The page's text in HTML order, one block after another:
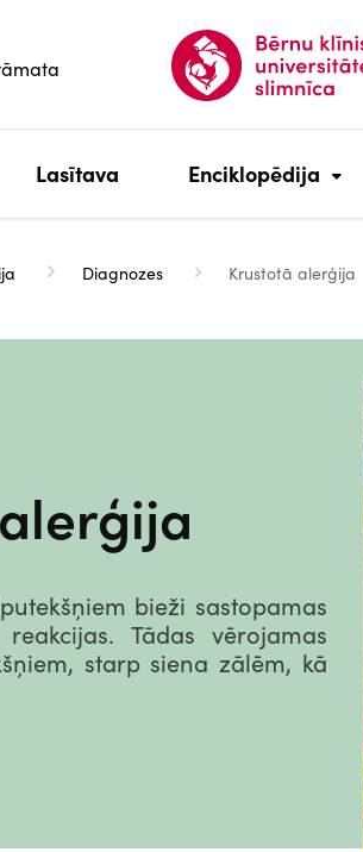
Lasītava Enciklopēdija
Diagnozes Krustotā alerģija
bieži sastopamas
Tādas vērojamas
starp siena zālēm, kā